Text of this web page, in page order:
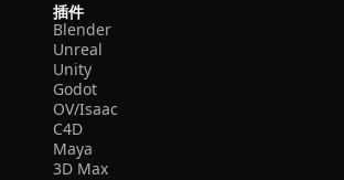
插件
Blender
Unreal
Unity
Godot
OV/Isaac
C4D
Maya
3D Max